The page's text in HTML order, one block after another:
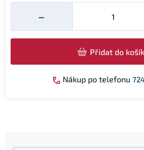
−
Přidat do
Nákup po telefonu